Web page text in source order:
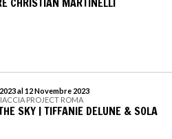
al 12 Novembre 2023
PROJECT ROMA
SKY | TIFFANIE DELUNE & SOLA